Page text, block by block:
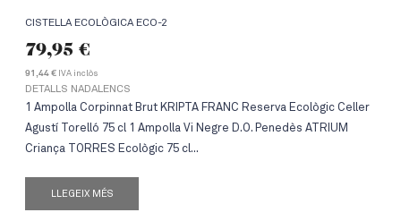
CISTELLA ECOLÒGICA ECO-2
79,95 €
91,44 € IVA inclòs
DETALLS NADALENCS
1 Ampolla Corpinnat Brut KRIPTA FRANC Reserva Ecològic Celler
Agustí Torelló 75 cl 1 Ampolla Vi Negre D.O. Penedès ATRIUM
Criança TORRES Ecològic 75 cl...
LLEGEIX MÉS